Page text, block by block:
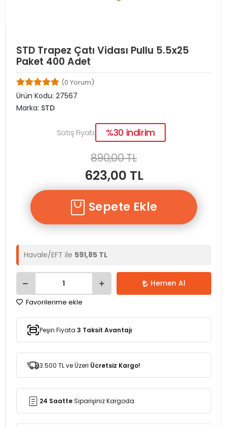
STD Trapez Çatı Vidası Pullu 5.5x25
Paket 400 Adet
(0 Yorum)
Ürün Kodu: 27567
Marka: STD
Satış Fiyatı: %30 indirim
890,00 TL
623,00 TL
Sepete Ekle
Havale/EFT ile 591,85 TL
Hemen Al
Favorilerime ekle
Peşin Fiyata 3 Taksit Avantajı
3.500 TL ve Üzeri Ücretsiz Kargo!
24 SaatteSiparişiniz Kargoda